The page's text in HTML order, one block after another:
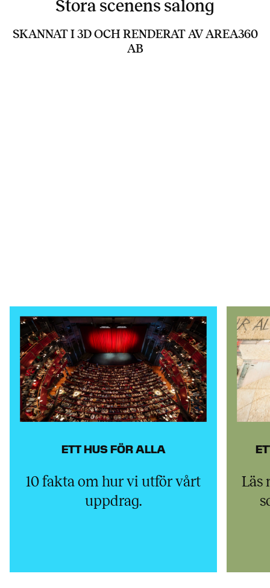
Stora scenens salong
SKANNAT I 3D OCH RENDERAT AV AREA360
AB
ETT HUS FÖR ALLA
10 fakta om hur vi utför vårt
uppdrag.
Läs